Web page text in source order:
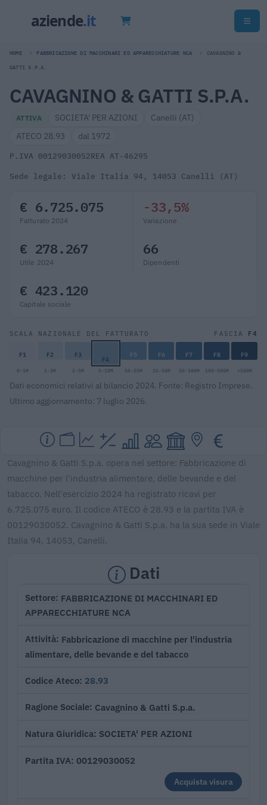
HOME FABBRICAZIONE DI MACCHINARI ED APPARECCHIATURE NCA CAVAGNINO &
GATTI S.P.A.
CAVAGNINO & GATTI S.P.A.
ATTIVA SOCIETA' PER AZIONI
Canelli (AT)
ATECO 28.93
dal 1972
P.IVA 00129030052REA AT-46295
Sede legale: Viale Italia 94, 14053 Canelli (AT)
€ 6.725.075
Fatturato 2024
-33,5%
Variazione
€ 278.267
Utile 2024
66
Dipendenti
€ 423.120
Capitale sociale
SCALA NAZIONALE DEL FATTURATO FASCIA F4
F1 F2 F3 F4 F5 F6 F7 F8 F9
0-1M 1-2M 2-5M 5-10M 10-25M 25-50M 50-100M 100-500M >500M
Dati economici relativi al bilancio 2024. Fonte: Registro Imprese.
Ultimo aggiornamento: 7 luglio 2026.
Cavagnino & Gatti S.p.a. opera nel settore: Fabbricazione di
macchine per l'industria alimentare, delle bevande e del
tabacco. Nell'esercizio 2024 ha registrato ricavi per
6.725.075 euro. Il codice ATECO è 28.93 e la partita IVA è
00129030052. Cavagnino & Gatti S.p.a. ha la sua sede in Viale
Italia 94, 14053, Canelli.
Dati
Settore FABBRICAZIONE DI MACCHINARI ED
APPARECCHIATURE NCA
Attività Fabbricazione di macchine per l'industria
alimentare, delle bevande e del tabacco
Codice Ateco 28.93
Ragione Sociale Cavagnino & Gatti S.p.a.
Natura Giuridica SOCIETA' PER AZIONI
Partita IVA 00129030052
Acquista visura